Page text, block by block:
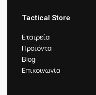
Tactical Store
Εταιρεία
Προϊόντα
Blog
Επικοινωνία